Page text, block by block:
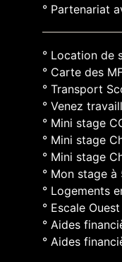
° Partenariat
° Location de
° Carte des
° Transport
° Venez
° Mini stage
° Mini stage
° Mini stage
° Mon stage à
° Logements
° Escale Ouest
° Aides
° Aides